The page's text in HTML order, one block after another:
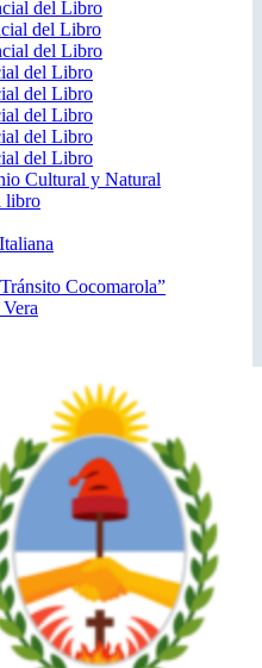
del Libro
del Libro
del Libro
del Libro
del Libro
del Libro
del Libro
del Libro
Cultural y Natural
libro
Cocomarola”